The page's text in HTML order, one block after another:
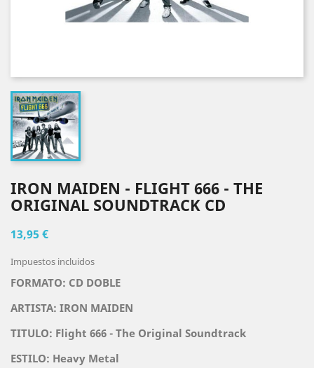
IRON MAIDEN - FLIGHT 666 - THE
ORIGINAL SOUNDTRACK CD
13,95 €
Impuestos incluidos
FORMATO: CD DOBLE
ARTISTA: IRON MAIDEN
TITULO: Flight 666 - The Original Soundtrack
ESTILO: Heavy Metal